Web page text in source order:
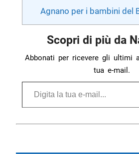
Agnano per i bambini del
Scopri di più da
Abbonati per ricevere gli ultimi
tua e-mail.
Digita la tua e-mail...